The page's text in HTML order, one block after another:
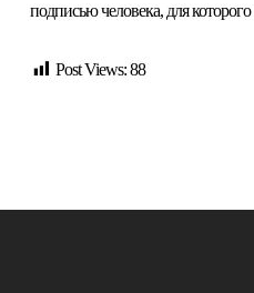
подписью человека, для
Post Views:88